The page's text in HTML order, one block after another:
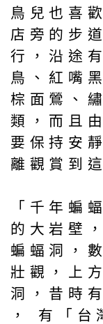
鳥兒也喜
店旁的步
行，沿途
鳥、紅嘴
棕面鶯、
類，而且
要保持安
離觀賞到
「千年蝙
的大岩壁
蝙蝠洞，
壯觀，上
洞，昔時
， 有「台